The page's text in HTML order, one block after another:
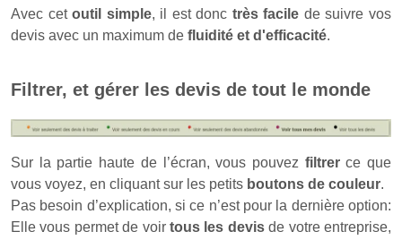
Avec cetoutil simple, il est donc très facile de suivre vos
devis avec un maximum de fluidité et d'efficacité.
Filtrer, et gérer les devis de tout le monde
Sur la partie haute de l’écran, vous pouvez filtrerce que
vous voyez, en cliquant sur les petits boutons de couleur.
Pas besoin d’explication, si ce n’est pour la dernière option:
Elle vous permet de voir tous les devisde votre entreprise,